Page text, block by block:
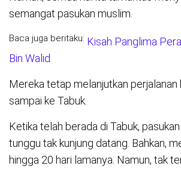
semangat pasukan muslim.
Baca juga beritaku: Kisah Panglima
Bin Walid
Mereka tetap melanjutkan perjalanan
sampai ke Tabuk.
Ketika telah berada di Tabuk,
tunggu tak kunjung datang. Bahkan,
hingga 20 hari lamanya. Namun, tak